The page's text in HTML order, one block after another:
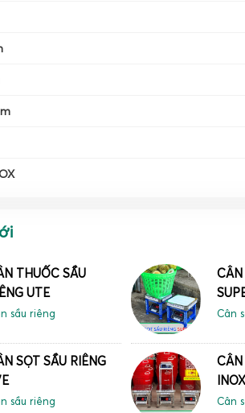
THUỐC SẦU
UTE
sầu riêng
CÂN
Cân
SỌT SẦU RIÊNG
sầu riêng
CÂN
Cân
trung phát triển hệ sinh thái cân điện tử